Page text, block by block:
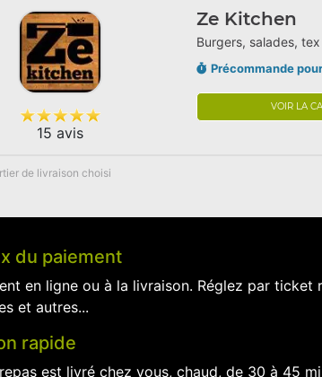
15 avis
Ze Kitchen
Burgers, salades,
Précommande
VOIR LA
de livraison choisi
du paiement
en ligne ou à la livraison. Réglez par ticket
et autres...
rapide
est livré chez vous, chaud, de 30 à 45